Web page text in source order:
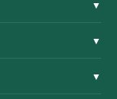
▼
▼
▼